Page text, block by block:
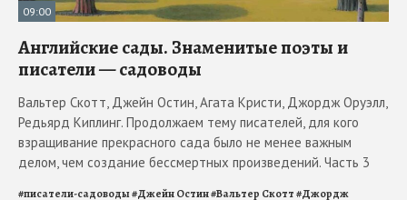
09:00
Английские сады. Знаменитые поэты и
писатели — садоводы
Вальтер Скотт, Джейн Остин, Агата Кристи, Джордж Оруэлл,
Редьярд Киплинг. Продолжаем тему писателей, для кого
взращивание прекрасного сада было не менее важным
делом, чем создание бессмертных произведений. Часть 3
#писатели-садоводы#Джейн Остин#Вальтер Скотт#Джордж